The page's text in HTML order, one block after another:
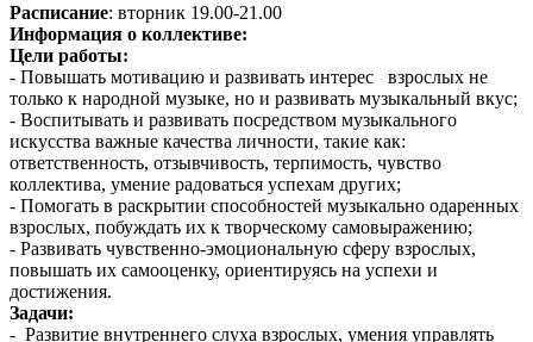
Расписание: вторник 19.00-21.00
Информация о коллективе:
Цели работы:
- Повышать мотивацию и развивать интерес взрослых не
только к народной музыке, но и развивать музыкальный вкус;
- Воспитывать и развивать посредством музыкального
искусства важные качества личности, такие как:
ответственность, отзывчивость, терпимость, чувство
коллектива, умение радоваться успехам других;
- Помогать в раскрытии способностей музыкально одаренных
взрослых, побуждать их к творческому самовыражению;
- Развивать чувственно-эмоциональную сферу взрослых,
повышать их самооценку, ориентируясь на успехи и
достижения.
Задачи:
- Развитие внутреннего слуха взрослых, умения управлять